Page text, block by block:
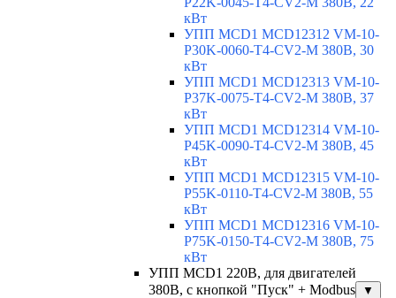
кВт
УПП MCD1 MCD12312 VM-10-
P30K-0060-T4-CV2-M 380В, 30
кВт
УПП MCD1 MCD12313 VM-10-
P37K-0075-T4-CV2-M 380В, 37
кВт
УПП MCD1 MCD12314 VM-10-
P45K-0090-T4-CV2-M 380В, 45
кВт
УПП MCD1 MCD12315 VM-10-
P55K-0110-T4-CV2-M 380В, 55
кВт
УПП MCD1 MCD12316 VM-10-
P75K-0150-T4-CV2-M 380В, 75
кВт
УПП MCD1 220В, для двигателей
380В, с кнопкой "Пуск" + Modbus
▼